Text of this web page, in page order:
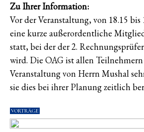
Zu Ihrer Information:
Vor der Veranstaltung, von 18.15
eine kurze außerordentliche
statt, bei der der 2.
wird. Die OAG ist allen
Veranstaltung von Herrn Mushal
sie dies bei ihrer Planung zeitlich
VORTRÄGE